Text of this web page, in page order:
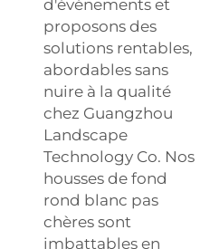
d'événements et
proposons des
solutions rentables,
abordables sans
nuire à la qualité
chez Guangzhou
Landscape
Technology Co. Nos
housses de fond
rond blanc pas
chères sont
imbattables en